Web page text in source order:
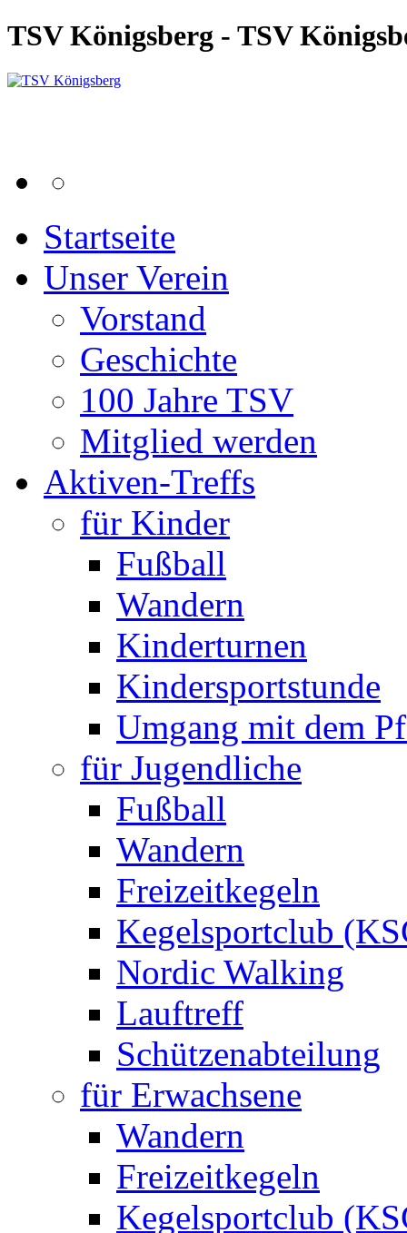
TSV Königsberg - TSV
Startseite
Unser Verein
Vorstand
Geschichte
100 Jahre TSV
Mitglied werden
Aktiven-Treffs
für Kinder
Fußball
Wandern
Kinderturnen
Kindersportstunde
Umgang mit dem
für Jugendliche
Fußball
Wandern
Freizeitkegeln
Kegelsportclub
Nordic Walking
Lauftreff
Schützenabteilung
für Erwachsene
Wandern
Freizeitkegeln
Kegelsportclub